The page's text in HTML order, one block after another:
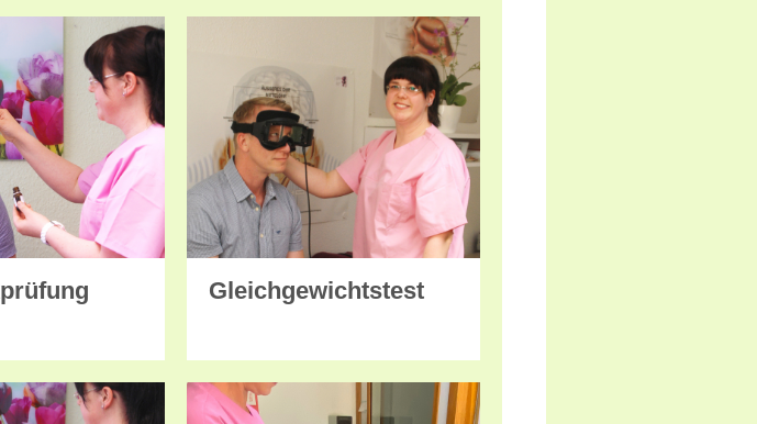
Gleichgewichtstest